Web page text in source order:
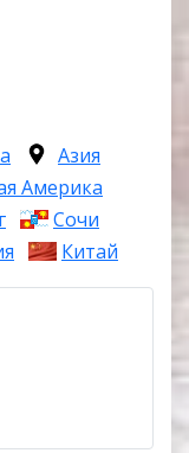
Азия
Америка
Сочи
Китай